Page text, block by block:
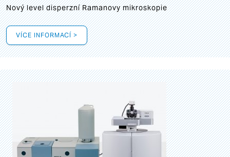
Nový level disperzní Ramanovy mikroskopie
VÍCE INFORMACÍ >